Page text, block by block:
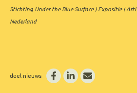
Stichting Under the Blue Surface | Expositie |
Nederland
deel nieuws